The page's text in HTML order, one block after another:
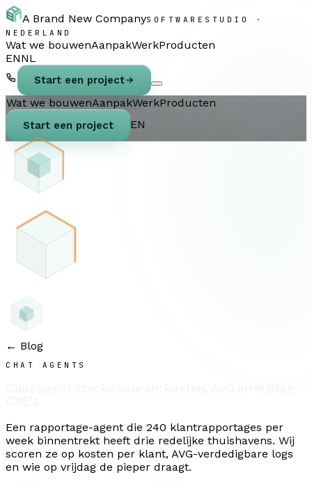
A Brand New CompanySOFTWARESTUDIO ·
NEDERLAND
Wat we bouwenAanpakWerkProducten
ENNL
Start een project
Wat we bouwenAanpakWerkProducten
Start een project EN
← Blog
CHAT AGENTS
Een rapportage-agent die 240 klantrapportages per
week binnentrekt heeft drie redelijke thuishavens. Wij
scoren ze op kosten per klant, AVG-verdedigbare logs
en wie op vrijdag de pieper draagt.